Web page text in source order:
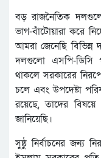
বড় রাজনৈতিক
ভাগ-বাঁটোয়ারা করে
আমরা জেনেছি বিভিন্ন
দলগুলো এসপি-ডিসি
থাকলে সরকারের
চলে এবং উপদেষ্টা
রয়েছে, তাদের বিষয়ে
জানিয়েছি।
সুষ্ঠু নির্বাচনের জন্য